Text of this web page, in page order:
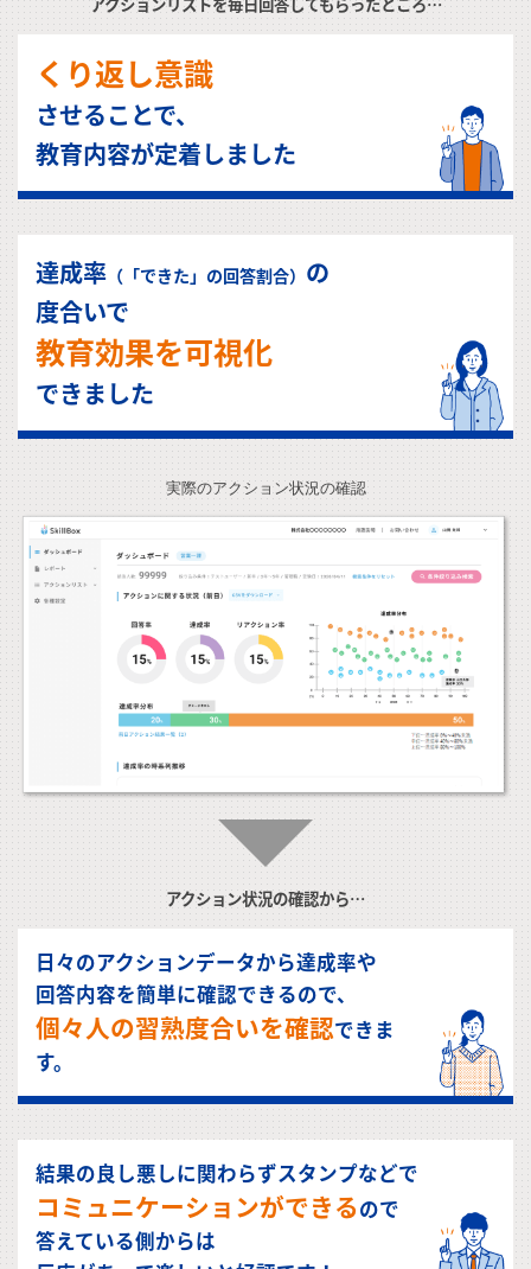
くり返し意識
させることで、
教育内容が定着しました
達成率 （「できた」の回答割合） の
度合いで
教育効果を可視化
できました
実際のアクション状況の確認
アクション状況の確認から…
日々のアクションデータから達成率や
回答内容を簡単に確認できるので、
個々人の習熟度合いを確認できま
す。
結果の良し悪しに関わらずスタンプなどで
コミュニケーションができるので
答えている側からは